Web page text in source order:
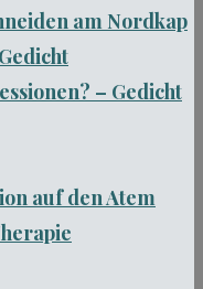
am Nordkap
– Gedicht
auf den Atem